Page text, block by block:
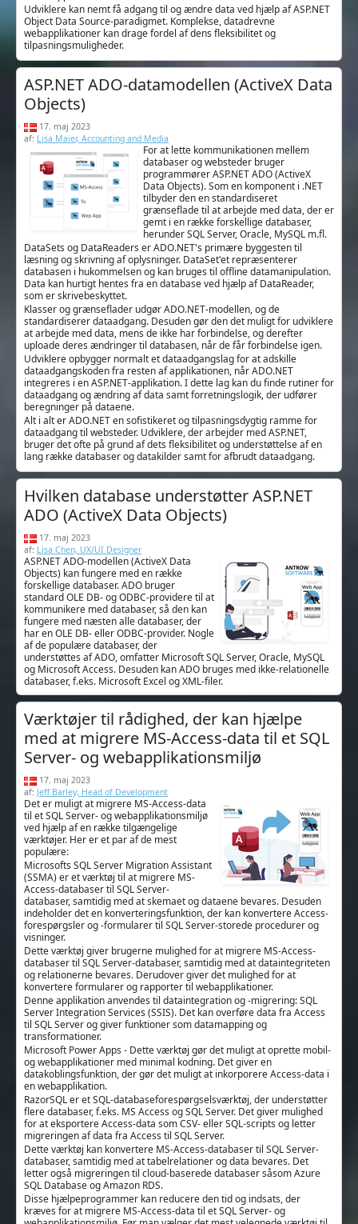
Udviklere kan nemt få adgang til og ændre data ved hjælp af ASP.NET
Object Data Source-paradigmet. Komplekse, datadrevne
webapplikationer kan drage fordel af dens fleksibilitet og
tilpasningsmuligheder.
ASP.NET ADO-datamodellen (ActiveX Data
Objects)
17. maj 2023
af: Lisa Maier, Accounting and Media
For at lette kommunikationen mellem
databaser og websteder bruger
programmører ASP.NET ADO (ActiveX
Data Objects). Som en komponent i .NET
tilbyder den en standardiseret
grænseflade til at arbejde med data, der er
gemt i en række forskellige databaser,
herunder SQL Server, Oracle, MySQL m.fl.
DataSets og DataReaders er ADO.NET's primære byggesten til
læsning og skrivning af oplysninger. DataSet'et repræsenterer
databasen i hukommelsen og kan bruges til offline datamanipulation.
Data kan hurtigt hentes fra en database ved hjælp af DataReader,
som er skrivebeskyttet.
Klasser og grænseflader udgør ADO.NET-modellen, og de
standardiserer dataadgang. Desuden gør den det muligt for udviklere
at arbejde med data, mens de ikke har forbindelse, og derefter
uploade deres ændringer til databasen, når de får forbindelse igen.
Udviklere opbygger normalt et dataadgangslag for at adskille
dataadgangskoden fra resten af applikationen, når ADO.NET
integreres i en ASP.NET-applikation. I dette lag kan du finde rutiner for
dataadgang og ændring af data samt forretningslogik, der udfører
beregninger på dataene.
Alt i alt er ADO.NET en sofistikeret og tilpasningsdygtig ramme for
dataadgang til websteder. Udviklere, der arbejder med ASP.NET,
bruger det ofte på grund af dets fleksibilitet og understøttelse af en
lang række databaser og datakilder samt for afbrudt dataadgang.
Hvilken database understøtter ASP.NET
ADO (ActiveX Data Objects)
17. maj 2023
af: Lisa Chen, UX/UI Designer
ASP.NET ADO-modellen (ActiveX Data
Objects) kan fungere med en række
forskellige databaser. ADO bruger
standard OLE DB- og ODBC-providere til at
kommunikere med databaser, så den kan
fungere med næsten alle databaser, der
har en OLE DB- eller ODBC-provider. Nogle
af de populære databaser, der
understøttes af ADO, omfatter Microsoft SQL Server, Oracle, MySQL
og Microsoft Access. Desuden kan ADO bruges med ikke-relationelle
databaser, f.eks. Microsoft Excel og XML-filer.
Værktøjer til rådighed, der kan hjælpe
med at migrere MS-Access-data til et SQL
Server- og webapplikationsmiljø
17. maj 2023
af: Jeff Barley, Head of Development
Det er muligt at migrere MS-Access-data
til et SQL Server- og webapplikationsmiljø
ved hjælp af en række tilgængelige
værktøjer. Her er et par af de mest
populære:
Microsofts SQL Server Migration Assistant
(SSMA) er et værktøj til at migrere MS-
Access-databaser til SQL Server-
databaser, samtidig med at skemaet og dataene bevares. Desuden
indeholder det en konverteringsfunktion, der kan konvertere Access-
forespørgsler og -formularer til SQL Server-storede procedurer og
visninger.
Dette værktøj giver brugerne mulighed for at migrere MS-Access-
databaser til SQL Server-databaser, samtidig med at dataintegriteten
og relationerne bevares. Derudover giver det mulighed for at
konvertere formularer og rapporter til webapplikationer.
Denne applikation anvendes til dataintegration og -migrering: SQL
Server Integration Services (SSIS). Det kan overføre data fra Access
til SQL Server og giver funktioner som datamapping og
transformationer.
Microsoft Power Apps - Dette værktøj gør det muligt at oprette mobil-
og webapplikationer med minimal kodning. Det giver en
datakoblingsfunktion, der gør det muligt at inkorporere Access-data i
en webapplikation.
RazorSQL er et SQL-databaseforespørgselsværktøj, der understøtter
flere databaser, f.eks. MS Access og SQL Server. Det giver mulighed
for at eksportere Access-data som CSV- eller SQL-scripts og letter
migreringen af data fra Access til SQL Server.
Dette værktøj kan konvertere MS-Access-databaser til SQL Server-
databaser, samtidig med at tabelrelationer og data bevares. Det
letter også migreringen til cloud-baserede databaser såsom Azure
SQL Database og Amazon RDS.
Disse hjælpeprogrammer kan reducere den tid og indsats, der
kræves for at migrere MS-Access-data til et SQL Server- og